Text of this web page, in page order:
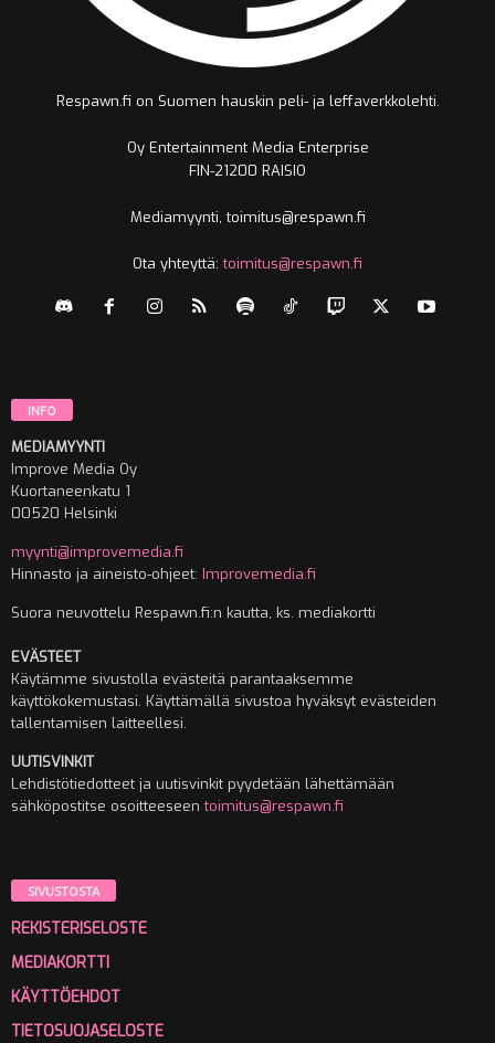
Respawn.fi on Suomen hauskin peli- ja leffaverkkolehti.
Oy Entertainment Media Enterprise
FIN-21200 RAISIO
Mediamyynti, toimitus@respawn.fi
Ota yhteyttä:toimitus@respawn.fi
INFO
MEDIAMYYNTI
Improve Media Oy
Kuortaneenkatu 1
00520 Helsinki
myynti@improvemedia.fi
Hinnasto ja aineisto-ohjeet: Improvemedia.fi
Suora neuvottelu Respawn.fi:n kautta, ks. mediakortti
EVÄSTEET
Käytämme sivustolla evästeitä parantaaksemme
käyttökokemustasi. Käyttämällä sivustoa hyväksyt evästeiden
tallentamisen laitteellesi.
UUTISVINKIT
Lehdistötiedotteet ja uutisvinkit pyydetään lähettämään
sähköpostitse osoitteeseentoimitus@respawn.fi
SIVUSTOSTA
REKISTERISELOSTE
MEDIAKORTTI
KÄYTTÖEHDOT
TIETOSUOJASELOSTE